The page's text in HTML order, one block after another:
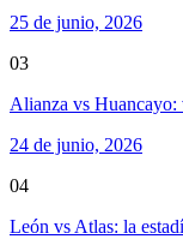
25 de junio, 2026
03
Alianza vs
24 de junio, 2026
04
León vs Atlas: la